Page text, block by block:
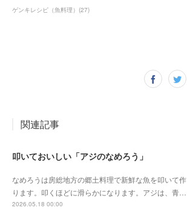
ゲンキレシピ（魚料理） (27)
関連記事
叩いておいしい「アジのなめろう」
なめろうは房総地方の郷土料理で新鮮な魚を叩いて作
ります。叩くほどに滑らかになります。アジは、青…
2026.05.18 00:00